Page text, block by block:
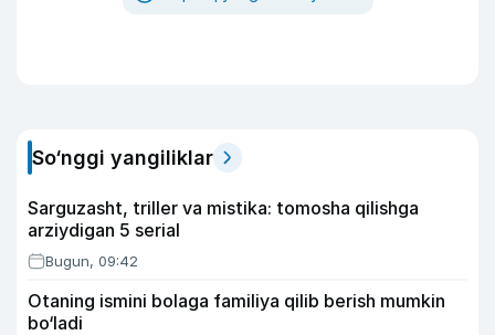
So‘nggi yangiliklar
Sarguzasht, triller va mistika: tomosha qilishga
arziydigan 5 serial
Bugun, 09:42
Otaning ismini bolaga familiya qilib berish mumkin
bo‘ladi